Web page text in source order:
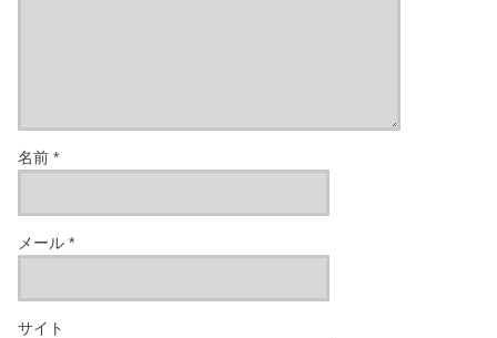
名前*
メール*
サイト